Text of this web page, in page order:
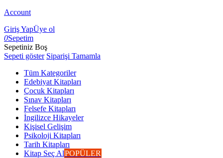
Account
Giriş YapÜye ol
0Sepetim
Sepetiniz Boş
Sepeti göster Siparişi Tamamla
Tüm Kategoriler
Edebiyat Kitapları
Çocuk Kitapları
Sınav Kitapları
Felsefe Kitapları
İngilizce Hikayeler
Kişisel Gelişim
Psikoloji Kitapları
Tarih Kitapları
Kitap Seç AlPOPÜLER